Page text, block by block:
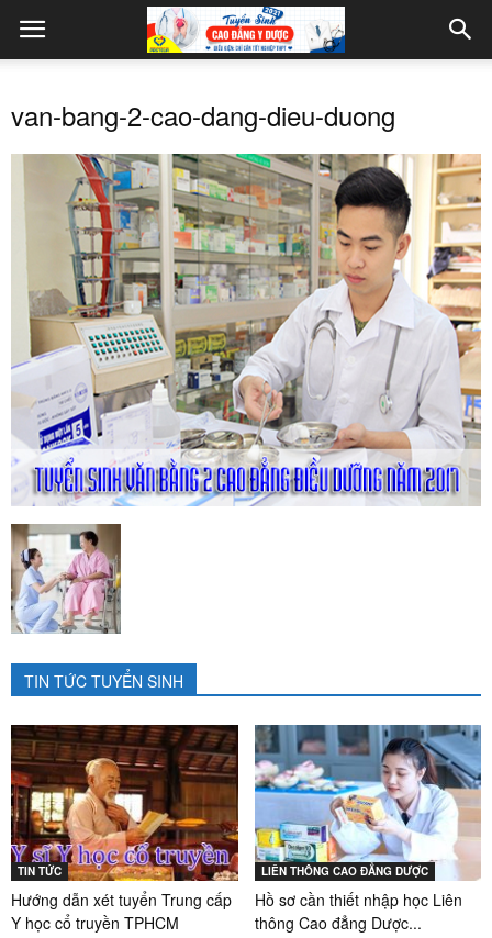
van-bang-2-cao-dang-dieu-duong
TIN TỨC TUYỂN SINH
TIN TỨC
Hướng dẫn xét tuyển Trung cấp
Y học cổ truyền TPHCM
LIÊN THÔNG CAO ĐẲNG DƯỢC
Hồ sơ cần thiết nhập học Liên
thông Cao đẳng Dược...